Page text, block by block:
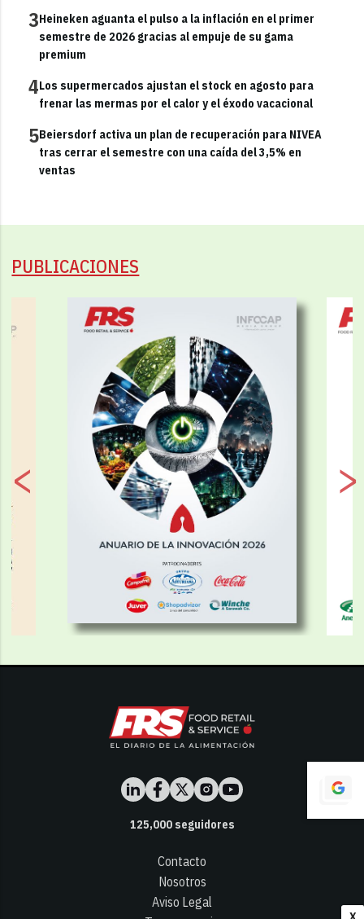
3Heineken aguanta el pulso a la inflación en el primer
semestre de 2026 gracias al empuje de su gama
premium
4Los supermercados ajustan el stock en agosto para
frenar las mermas por el calor y el éxodo vacacional
5Beiersdorf activa un plan de recuperación para NIVEA
tras cerrar el semestre con una caída del 3,5% en
ventas
PUBLICACIONES
125,000seguidores
Contacto
Nosotros
Aviso Legal